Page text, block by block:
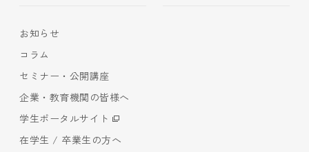
お知らせ
コラム
セミナー・公開講座
企業・教育機関の皆様へ
学生ポータルサイト
在学生 / 卒業生の方へ